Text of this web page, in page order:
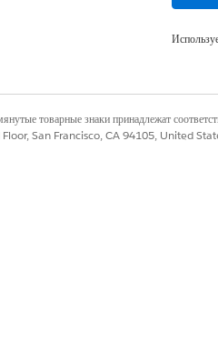
и страны, которые должны быть
товарные знаки принадлежат
San Francisco, CA 94105, United